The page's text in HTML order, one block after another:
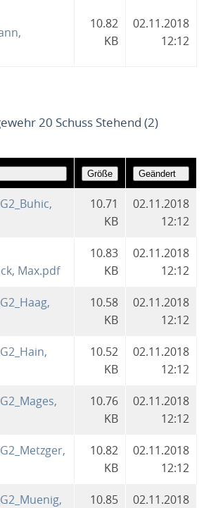
10.82
KB
02.11.2018
12:12
20 Schuss Stehend (2)
10.71
KB
02.11.2018
12:12
Max.pdf
10.83
KB
02.11.2018
12:12
10.58
KB
02.11.2018
12:12
10.52
KB
02.11.2018
12:12
10.76
KB
02.11.2018
12:12
10.82
KB
02.11.2018
12:12
10.85
02.11.2018